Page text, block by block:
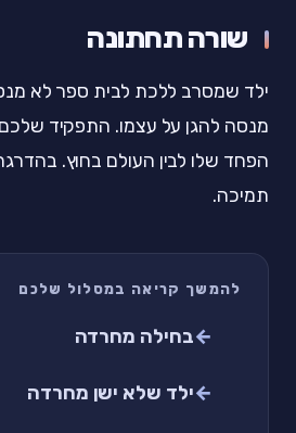
שורה תחתונה
ילד שמסרב ללכת לבית ספר לא
מנסה להגן על עצמו. התפקיד
הפחד שלו לבין העולם בחוץ.
תמיכה.
להמשך קריאה במסלול שלכם
בחילה מחרדה
ילד שלא ישן מחרדה